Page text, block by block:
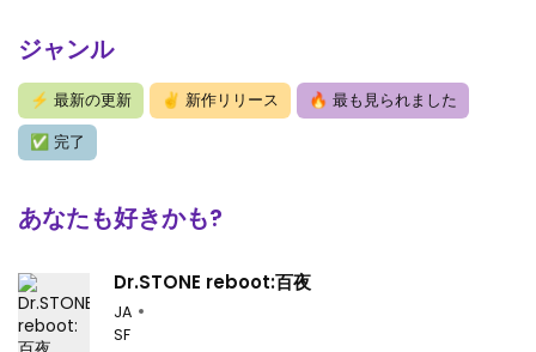
第50話: 第50話
第49話: 第49話
第48話
第45話 : 第45話
: 第44話
ジャンル
⚡ 最新の更新 ✌ 新作リリース 🔥 最も見られました
✅ 完了
あなたも好きかも?
Dr.STONE reboot:百夜
JA
SF